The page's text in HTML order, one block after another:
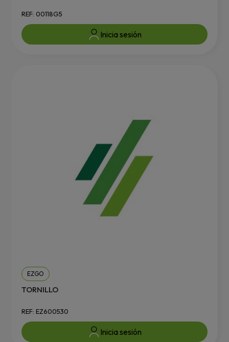
REF: 00118G5
Inicia sesión
EZGO
TORNILLO
REF: EZ600530
Inicia sesión